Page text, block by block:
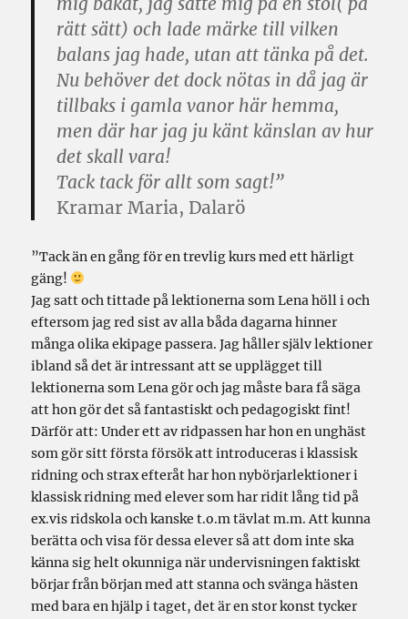
rätt sätt) och lade märke till vilken
balans jag hade, utan att tänka på det.
Nu behöver det dock nötas in då jag är
tillbaks i gamla vanor här hemma,
men där har jag ju känt känslan av hur
det skall vara!
Tack tack för allt som sagt!”
Kramar Maria, Dalarö
”Tack än en gång för en trevlig kurs med ett härligt
gäng!
Jag satt och tittade på lektionerna som Lena höll i och
eftersom jag red sist av alla båda dagarna hinner
många olika ekipage passera. Jag håller själv lektioner
ibland så det är intressant att se upplägget till
lektionerna som Lena gör och jag måste bara få säga
att hon gör det så fantastiskt och pedagogiskt fint!
Därför att: Under ett av ridpassen har hon en unghäst
som gör sitt första försök att introduceras i klassisk
ridning och strax efteråt har hon nybörjarlektioner i
klassisk ridning med elever som har ridit lång tid på
ex.vis ridskola och kanske t.o.m tävlat m.m. Att kunna
berätta och visa för dessa elever så att dom inte ska
känna sig helt okunniga när undervisningen faktiskt
börjar från början med att stanna och svänga hästen
med bara en hjälp i taget, det är en stor konst tycker